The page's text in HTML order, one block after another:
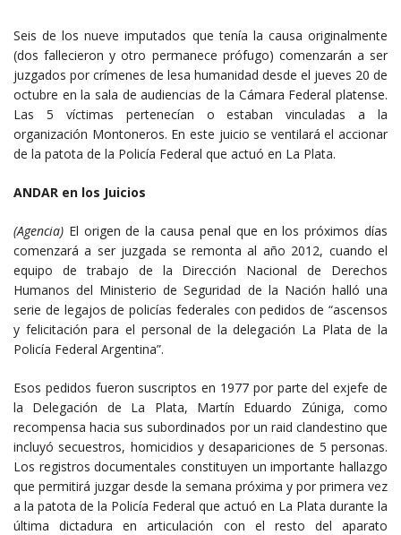
Seis de los nueve imputados que tenía la causa originalmente
(dos fallecieron y otro permanece prófugo) comenzarán a ser
juzgados por crímenes de lesa humanidad desde el jueves 20 de
octubre en la sala de audiencias de la Cámara Federal platense.
Las 5 víctimas pertenecían o estaban vinculadas a la
organización Montoneros. En este juicio se ventilará el accionar
de la patota de la Policía Federal que actuó en La Plata.
ANDAR en los Juicios
(Agencia) El origen de la causa penal que en los próximos días
comenzará a ser juzgada se remonta al año 2012, cuando el
equipo de trabajo de la Dirección Nacional de Derechos
Humanos del Ministerio de Seguridad de la Nación halló una
serie de legajos de policías federales con pedidos de “ascensos
y felicitación para el personal de la delegación La Plata de la
Policía Federal Argentina”.
Esos pedidos fueron suscriptos en 1977 por parte del exjefe de
la Delegación de La Plata, Martín Eduardo Zúniga, como
recompensa hacia sus subordinados por un raid clandestino que
incluyó secuestros, homicidios y desapariciones de 5 personas.
Los registros documentales constituyen un importante hallazgo
que permitirá juzgar desde la semana próxima y por primera vez
a la patota de la Policía Federal que actuó en La Plata durante la
última dictadura en articulación con el resto del aparato